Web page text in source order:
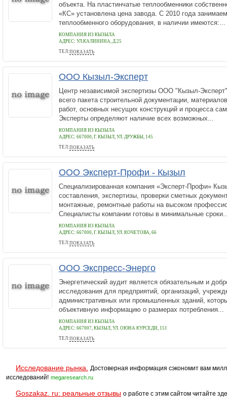
объекта. На пластинчатые теплообменники
«КС» установлена цена завода. С 2010 года
теплообменного оборудования, в наличии имеются:...
КОМПАНИЯ ИЗ КЫЗЫЛА
АДРЕС: УЛ.КАЛИНИНА, Д.25
ТЕЛ:ПОКАЗАТЬ
8 (804) 333-71-04
ООО Кызыл-Эксперт
Центр независимой экспертизы ООО "Кызыл-
всего пакета строительной документации,
работ, основных несущих конструкций и процесса
Эксперты определяют наличие всех возможных...
КОМПАНИЯ ИЗ КЫЗЫЛА
АДРЕС: 667000, Г. КЫЗЫЛ, УЛ. ДРУЖБЫ, 145
ТЕЛ:ПОКАЗАТЬ
8 (952) 566-03-54
ООО Эксперт-Профи - Кызыл
Специализированная компания «Эксперт-Профи»
составления, экспертизы, проверки сметных
монтажные, ремонтные работы на высоком
Специалисты компании готовы в минимальные
КОМПАНИЯ ИЗ КЫЗЫЛА
АДРЕС: 667000, Г. КЫЗЫЛ, УЛ. КОЧЕТОВА, 66
ТЕЛ:ПОКАЗАТЬ
+7 (952) 574-42-37
ООО Экспресс-Энерго
Энергетический аудит является обязательным и
исследования для предприятий, организаций,
административных или промышленных зданий,
объективную информацию о размерах потребления...
КОМПАНИЯ ИЗ КЫЗЫЛА
АДРЕС: 667007, КЫЗЫЛ, УЛ. ОЮНА КУРСЕДИ, 151
ТЕЛ:ПОКАЗАТЬ
+7 (952) 570-44-42
Исследование рынка.
Достоверная информация сэкономит вам
исследований! megaresearch.ru
Goszakaz. ru: реальные отзывы о работе с этим сайтом читайте